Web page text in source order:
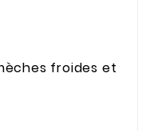
froides et